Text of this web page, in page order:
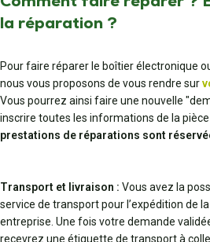
la réparation ?
Pour faire réparer le boîtier électronique
nous vous proposons de vous rendre sur
Vous pourrez ainsi faire une nouvelle
inscrire toutes les informations de la
prestations de réparations sont
Transport et livraison : Vous avez la
service de transport pour l’expédition de
entreprise. Une fois votre demande
recevrez une étiquette de transport à